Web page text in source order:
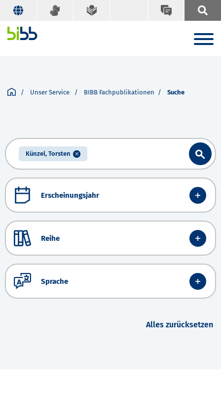
Unser Service BIBB Fachpublikationen Suche
Künzel, Torsten
Erscheinungsjahr
Reihe
Sprache
Alles zurücksetzen